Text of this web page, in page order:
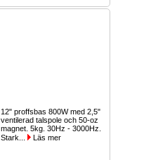
12" proffsbas 800W med 2,5"
ventilerad talspole och 50-oz
magnet. 5kg. 30Hz - 3000Hz.
Stark...
Läs mer